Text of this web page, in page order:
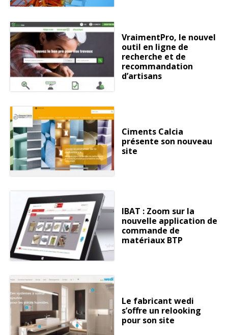
VraimentPro, le nouvel
outil en ligne de
recherche et de
recommandation
d’artisans
Ciments Calcia
présente son nouveau
site
IBAT : Zoom sur la
nouvelle application de
commande de
matériaux BTP
Le fabricant wedi
s’offre un relooking
pour son site